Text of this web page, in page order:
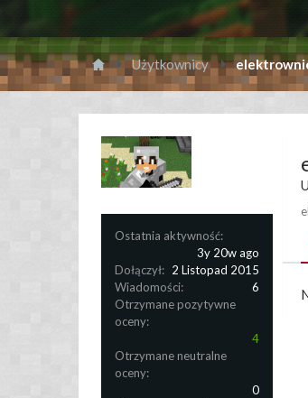
Użytkownicy
Ostatnia aktywność:
3y 20w ago
Dołączył: 2 Listopad 2015
Wiadomości:
6
Otrzymane pozytywne
oceny:
4
Otrzymane neutralne
oceny:
0